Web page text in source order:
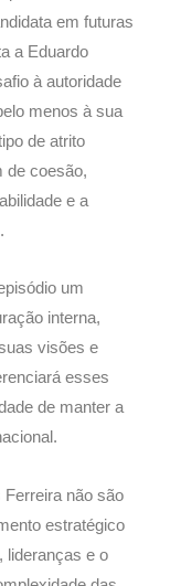
em futuras
a Eduardo
à autoridade
menos à sua
de atrito
de coesão,
e a
um
interna,
visões e
esses
de manter a
não são
estratégico
lideranças e o